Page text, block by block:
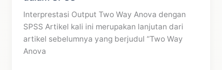
Interprestasi Output Two Way Anova dengan
SPSS Artikel kali ini merupakan lanjutan dari
artikel sebelumnya yang berjudul “Two Way
Anova